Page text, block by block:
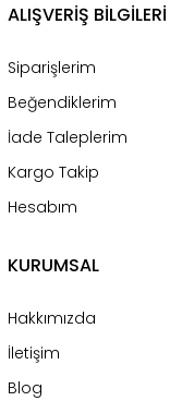
ALIŞVERİŞ BİLGİLERİ
Siparişlerim
Beğendiklerim
İade Taleplerim
Kargo Takip
Hesabım
KURUMSAL
Hakkımızda
İletişim
Blog